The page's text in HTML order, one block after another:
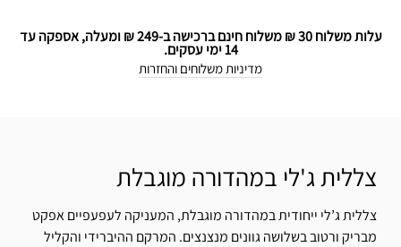
עלות משלוח 30 ₪ משלוח חינם ברכישה ב-249 ₪ ומעלה, אספקה עד
14 ימי עסקים.
מדיניות משלוחים והחזרות
צללית ג'לי במהדורה מוגבלת
צללית ג’לי ייחודית במהדורה מוגבלת, המעניקה לעפעפיים אפקט
מבריק ורטוב בשלושה גוונים מנצנצים. המרקם ההיברידי והקליל